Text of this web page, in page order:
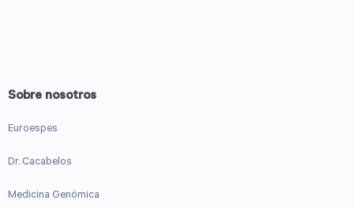
Sobre nosotros
Euroespes
Dr. Cacabelos
Medicina Genómica